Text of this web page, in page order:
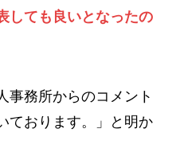
しても良いとなったの
事務所からのコメント
ております。」と明か